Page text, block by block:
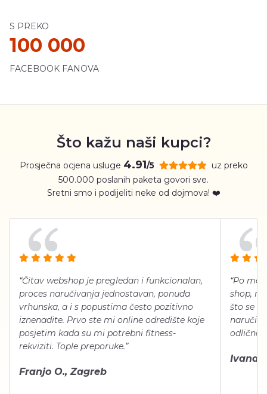
S PREKO
100 000
FACEBOOK FANOVA
Što kažu naši kupci?
Prosječna ocjena usluge 4.91/5
uz preko
500.000 poslanih paketa govori sve.
Sretni smo i podijeliti neke od dojmova! ❤️
“Čitav webshop je pregledan i funkcionalan,
proces naručivanja jednostavan, ponuda
vrhunska, a i s popustima često pozitivno
iznenadite. Prvo ste mi online odredište koje
posjetim kada su mi potrebni fitness-
rekviziti. Tople preporuke.”
Franjo O., Zagreb
“Po
shop,
što se
naručiti,
odlično
Ivana